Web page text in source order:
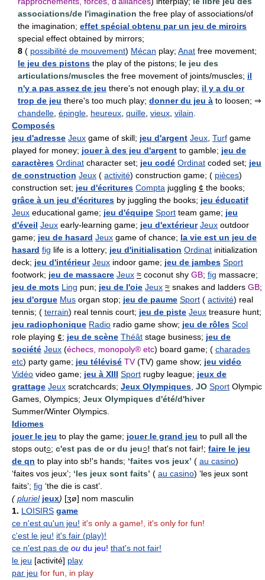
associations/de l'imagination the free play of associations/of
the imagination; effet spécial obtenu par un jeu de miroirs
special effect obtained by mirrors;
8 ( possibilité de mouvement) Mécan play; Anat free movement;
le jeu des pistons the play of the pistons; le jeu des
articulations/muscles the free movement of joints/muscles; il
n'y a pas assez de jeu there's not enough play; il y a du or
trop de jeu there's too much play; donner du jeu à to loosen; ⇒
chandelle épingle heureux quille vieux vilain
Composés
jeu d'adresse Jeux game of skill; jeu d'argent Jeux Turf game
played for money; jouer à des jeu d'argent to gamble; jeu de
caractères Ordinat character set; jeu codé Ordinat coded set; jeu
de construction Jeux ( activité) construction game; ( pièces)
construction set; jeu d'écritures Compta juggling ¢ the books;
grâce à un jeu d'écritures by juggling the books; jeu éducatif
Jeux educational game; jeu d'équipe Sport team game; jeu
d'éveil Jeux early-learning game; jeu d'extérieur Jeux outdoor
game; jeu de hasard Jeux game of chance; la vie est un jeu de
hasard fig life is a lottery; jeu d'initialisation Ordinat initialization
deck; jeu d'intérieur Jeux indoor game; jeu de jambes Sport
footwork; jeu de massacre Jeux ≈ coconut shy GB; fig massacre;
jeu de mots Ling pun; jeu de l'oie Jeux ≈ snakes and ladders GB;
jeu d'orgue Mus organ stop; jeu de paume Sport ( activité) real
tennis; ( terrain) real tennis court; jeu de piste Jeux treasure hunt;
jeu radiophonique Radio radio game show; jeu de rôles Scol
role playing ¢; jeu de scène Théât stage business; jeu de
société Jeux (échecs, monopoly® etc) board game; ( charades
etc) party game; jeu télévisé TV(TV) game show; jeu vidéo
Vidéo video game; jeu à XIII Sport rugby league; jeux de
grattage Jeux scratchcards; Jeux Olympiques JO Sport Olympic
Games, Olympics; Jeux Olympiques d'été/d'hiver
Summer/Winter Olympics.
Idiomes
jouer le jeu to play the game; jouer le grand jeu to pull all the
stops out○; c'est pas de or du jeu○! that's not fair!; faire le jeu
de qn to play into sb!'s hands; ‘faites vos jeux’ ( au casino)
‘faites vos jeux’; ‘les jeux sont faits’ ( au casino) ‘les jeux sont
faits’; fig ‘the die is cast’.
( pluriel jeux) [ʒø] nom masculin
1. LOISIRS game
ce n'est qu'un jeu! it's only a game!, it's only for fun!
c'est le jeu! it's fair (play)!
ce n'est pas de ou du jeu! that's not fair!
le jeu [activité] play
par jeu for fun, in play